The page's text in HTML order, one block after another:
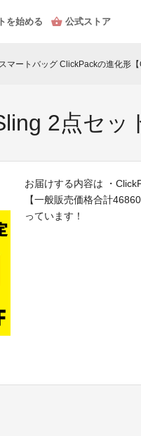
を始める 公式ストア
マートバッグ ClickPackの進化形【
2点セッ
お届けする内容は ・
【一般販売価格合計
っています！